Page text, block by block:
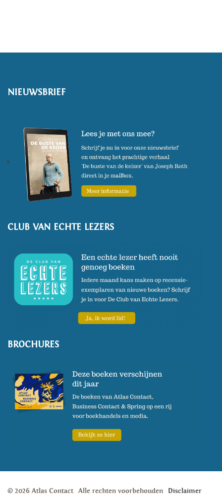
NIEUWSBRIEF
CLUB VAN ECHTE LEZERS
BROCHURES
© 2026 Atlas Contact Alle rechten voorbehouden Disclaimer